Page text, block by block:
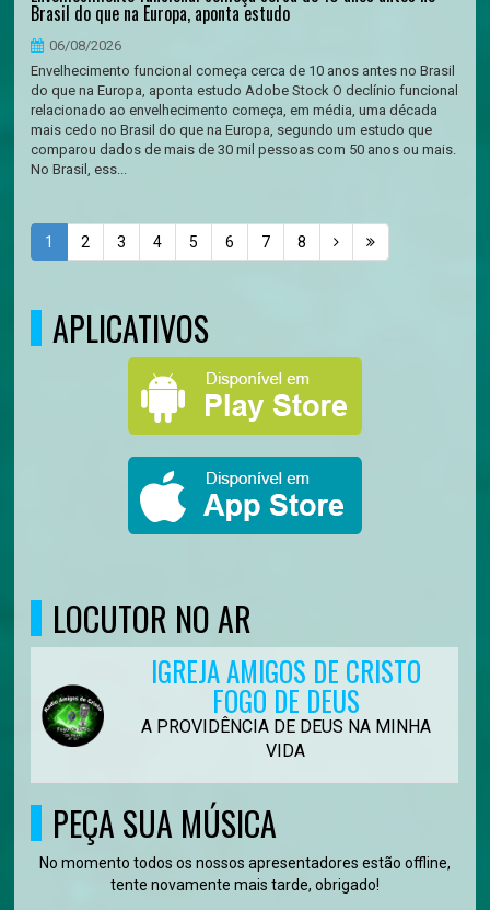
Brasil do que na Europa, aponta estudo
06/08/2026
Envelhecimento funcional começa cerca de 10 anos antes no Brasil
do que na Europa, aponta estudo Adobe Stock O declínio funcional
relacionado ao envelhecimento começa, em média, uma década
mais cedo no Brasil do que na Europa, segundo um estudo que
comparou dados de mais de 30 mil pessoas com 50 anos ou mais.
No Brasil, ess...
1 2 3 4 5 6 7 8
APLICATIVOS
LOCUTOR NO AR
IGREJA AMIGOS DE CRISTO
FOGO DE DEUS
A PROVIDÊNCIA DE DEUS NA MINHA
VIDA
PEÇA SUA MÚSICA
No momento todos os nossos apresentadores estão offline,
tente novamente mais tarde, obrigado!